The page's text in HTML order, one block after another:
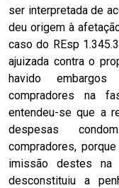
ser interpretada de
deu origem à
caso do REsp
ajuizada contra o
havido
compradores na
entendeu-se que a
despesas
compradores,
imissão destes
desconstituiu a